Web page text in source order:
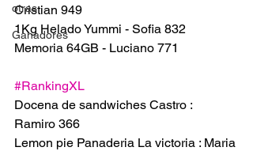
otras
Ganadores
Cristian 949
1Kg Helado Yummi - Sofia 832
Memoria 64GB - Luciano 771
#RankingXL
Docena de sandwiches Castro :
Ramiro 366
Lemon pie Panaderia La victoria : Maria